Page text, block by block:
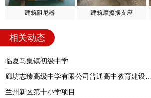
建筑阻尼器 建筑摩擦摆支座
相关动态
临夏马集镇初级中学
兰州新区第十小学项目